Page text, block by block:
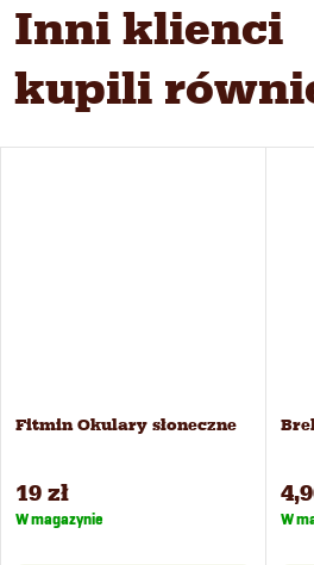
Inni klienci
kupili
Fitmin Okulary słoneczne
19 zł
W magazynie W